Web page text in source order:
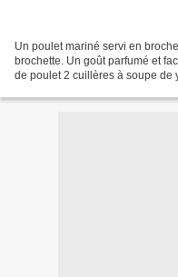
Un poulet mariné servi en
brochette. Un goût parfumé et
de poulet 2 cuillères à soupe de